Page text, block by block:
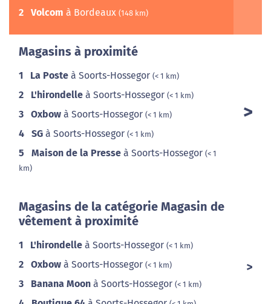
2 Volcom à Bordeaux (148 km)
Magasins à proximité
1 La Poste à Soorts-Hossegor (< 1 km)
2 L'hirondelle à Soorts-Hossegor (< 1 km)
3 Oxbow à Soorts-Hossegor (< 1 km)
4 SG à Soorts-Hossegor (< 1 km)
5 Maison de la Presse à Soorts-Hossegor (< 1
km)
Magasins de la catégorie Magasin de
vêtement à proximité
1 L'hirondelle à Soorts-Hossegor (< 1 km)
2 Oxbow à Soorts-Hossegor (< 1 km)
3 Banana Moon à Soorts-Hossegor (< 1 km)